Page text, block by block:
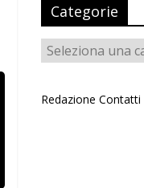
Categorie
Categorie
Redazione Contatti